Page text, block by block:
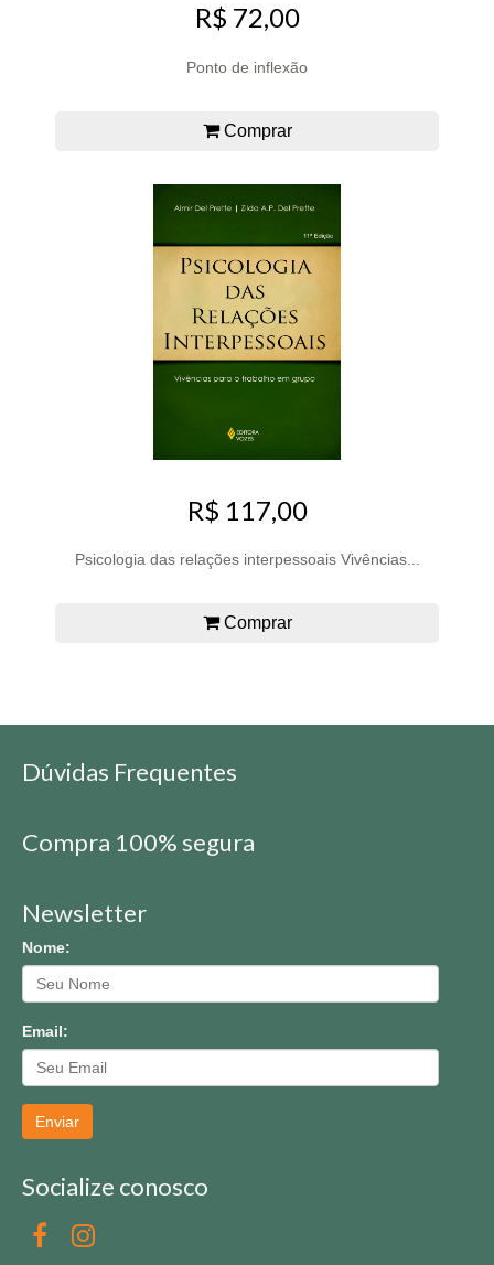
R$ 72,00
Ponto de inflexão
Comprar
R$ 117,00
Psicologia das relações interpessoais Vivências...
Comprar
Dúvidas Frequentes
Compra 100% segura
Newsletter
Nome:
Email:
Enviar
Socialize conosco